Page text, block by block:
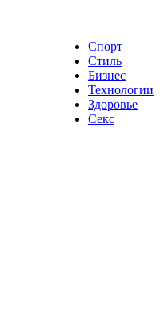
Спорт
Стиль
Бизнес
Технологии
Здоровье
Секс